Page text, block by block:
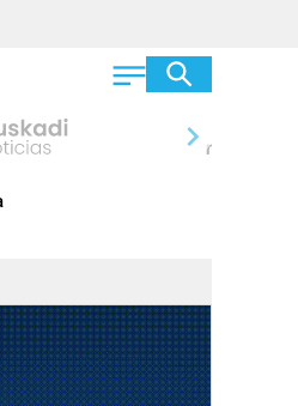
chevron_right